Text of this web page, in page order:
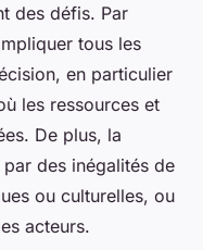
des défis. Par
tous les
en particulier
les ressources et
De plus, la
des inégalités de
ou culturelles, ou
acteurs.